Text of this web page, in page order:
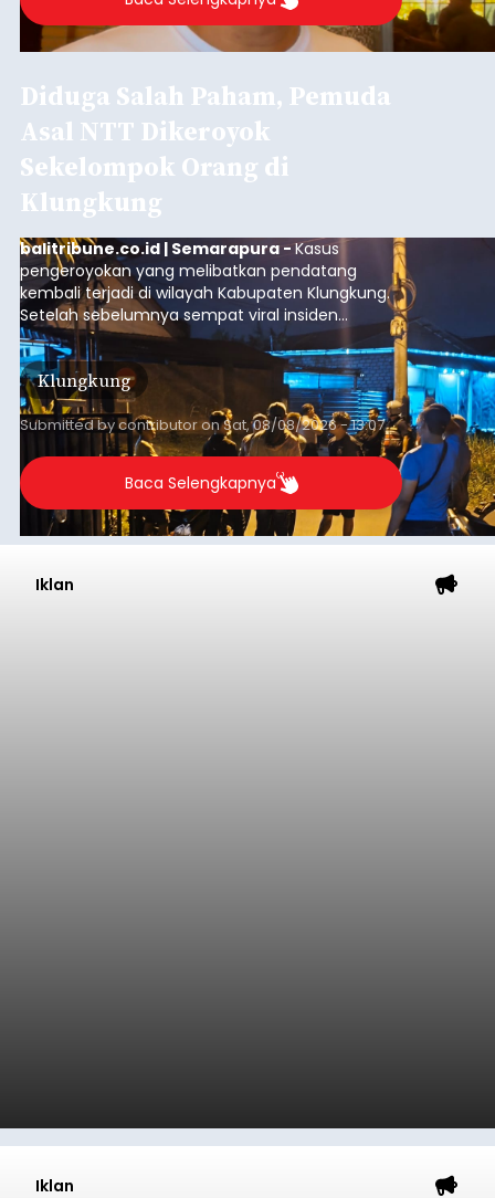
Diduga Salah Paham, Pemuda
Asal NTT Dikeroyok
Sekelompok Orang di
Klungkung
balitribune.co.id | Semarapura -Kasus
pengeroyokan yang melibatkan pendatang
kembali terjadi di wilayah Kabupaten Klungkung.
Setelah sebelumnya sempat viral insiden
keributan di barat Pasar Galiran, peristiwa serupa
kini menimpa seorang pemuda asal Kabupaten
Sumba Barat Daya (SBD), Nusa Tenggara Timur
(NTT).
Klungkung
Submitted bycontributoronSat, 08/08/2026 - 13:07
Baca Selengkapnya
Iklan
Iklan